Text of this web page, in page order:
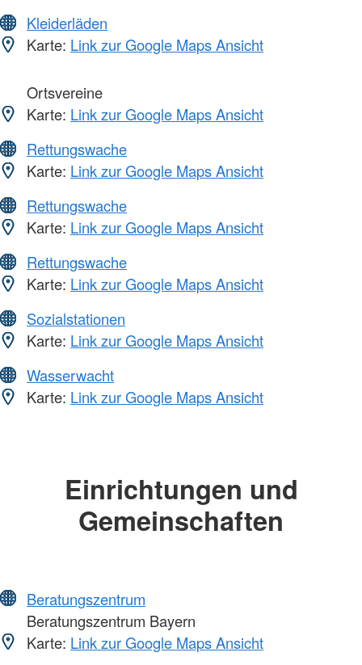
Kleiderläden
Karte: Link zur Google Maps Ansicht
Ortsvereine
Karte: Link zur Google Maps Ansicht
Rettungswache
Karte: Link zur Google Maps Ansicht
Rettungswache
Karte: Link zur Google Maps Ansicht
Rettungswache
Karte: Link zur Google Maps Ansicht
Sozialstationen
Karte: Link zur Google Maps Ansicht
Wasserwacht
Karte: Link zur Google Maps Ansicht
Einrichtungen und
Gemeinschaften
Beratungszentrum
Beratungszentrum Bayern
Karte: Link zur Google Maps Ansicht